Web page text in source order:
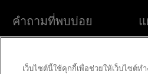
คำถามที่พบบ่อย
เว็บไซต์นี้ใช้คุกกี้เพื่อช่วยให้เว็บไซต์ท